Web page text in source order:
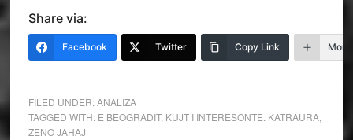
Share via:
Facebook Twitter Copy Link More
FILED UNDER:ANALIZA
TAGGED WITH: E BEOGRADIT, KUJT I INTERESONTE. KATRAURA,
ZENO JAHAJ